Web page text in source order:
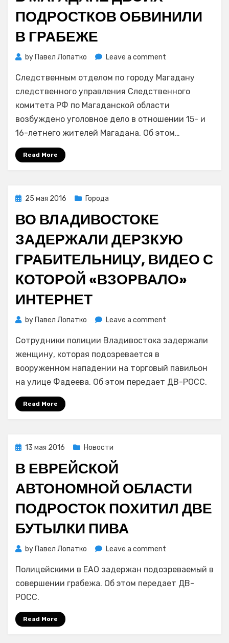
ПОДРОСТКОВ ОБВИНИЛИ
В ГРАБЕЖЕ
by Павел Лопатко Leave a comment
Магадане
двоих
подростков
в
грабеже
Следственным отделом по городу Магадану
следственного управления Следственного
комитета РФ по Магаданской области
возбуждено уголовное дело в отношении 15- и
16-летнего жителей Магадана. Об этом…
Read More
Posted
25 мая 2016 Города
ВО ВЛАДИВОСТОКЕ
ЗАДЕРЖАЛИ ДЕРЗКУЮ
ГРАБИТЕЛЬНИЦУ, ВИДЕО С
КОТОРОЙ «ВЗОРВАЛО»
ИНТЕРНЕТ
by Павел Лопатко Leave a comment
Владивостоке
дерзкую
видео
Сотрудники полиции Владивостока задержали
женщину, которая подозревается в
вооруженном нападении на торговый павильон
на улице Фадеева. Об этом передает ДВ-РОСС.
Read More
Posted
13 мая 2016 Новости
В ЕВРЕЙСКОЙ
АВТОНОМНОЙ ОБЛАСТИ
ПОДРОСТОК ПОХИТИЛ ДВЕ
БУТЫЛКИ ПИВА
by Павел Лопатко Leave a comment
Еврейской
автономной
Полицейскими в ЕАО задержан подозреваемый в
совершении грабежа. Об этом передает ДВ-
РОСС.
Read More